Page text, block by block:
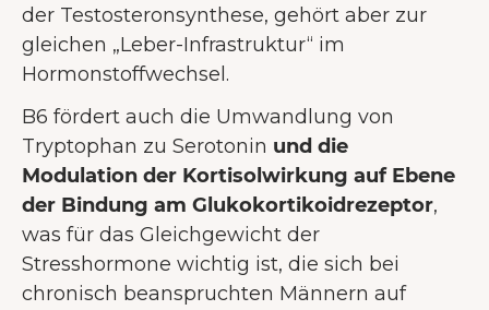
der Testosteronsynthese, gehört aber zur
gleichen „Leber-Infrastruktur“ im
Hormonstoffwechsel.
B6 fördert auch die Umwandlung von
Tryptophan zu Serotonin und die
Modulation der Kortisolwirkung auf Ebene
der Bindung am Glukokortikoidrezeptor,
was für das Gleichgewicht der
Stresshormone wichtig ist, die sich bei
chronisch beanspruchten Männern auf